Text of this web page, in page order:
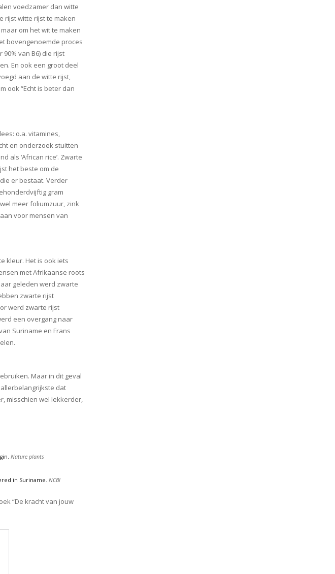
voedzamer dan witte
rijst witte rijst te maken
om het wit te maken
bovengenoemde proces
van B6) die rijst
En ook een groot deel
aan de witte rijst,
ook “Echt is beter dan
o.a. vitamines,
en onderzoek stuitten
als ‘African rice’. Zwarte
het beste om de
er bestaat. Verder
gram
meer foliumzuur, zink
voor mensen van
kleur. Het is ook iets
met Afrikaanse roots
geleden werd zwarte
zwarte rijst
werd zwarte rijst
een overgang naar
Suriname en Frans
Maar in dit geval
dat
misschien wel lekkerder,
Nature plants
in Suriname. NCBI
“De kracht van jouw